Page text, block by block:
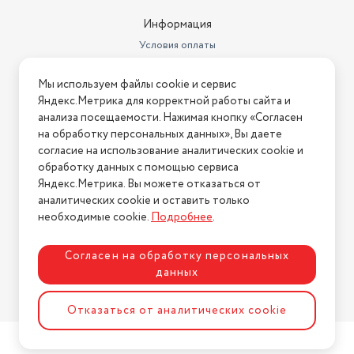
Информация
Условия оплаты
Условия возврата
Нашли ошибку на сайте? Напишите нам
2026 © Интернет-магазин "АстМаркет". У нас есть всё!
Политика конфиденциальности
Разработка сайтаASTDESIGN
Мы используем файлы cookie и сервис
Яндекс.Метрика для корректной работы сайта и
анализа посещаемости. Нажимая кнопку «Согласен
на обработку персональных данных», Вы даете
согласие на использование аналитических cookie и
обработку данных с помощью сервиса
Яндекс.Метрика. Вы можете отказаться от
аналитических cookie и оставить только
необходимые cookie.Подробнее.
Согласен на обработку персональных
данных
Отказаться от аналитических cookie